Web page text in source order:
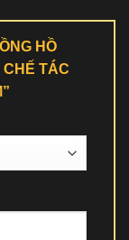
HỒ
CHẾ TÁC